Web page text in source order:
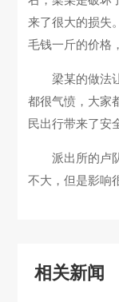
来了很大的损失
毛钱一斤的价格
梁某的做法让
都很气愤，大家
民出行带来了安
派出所的卢队
不大，但是影响
相关新闻